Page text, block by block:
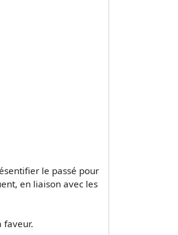
le passé pour
en liaison avec les
faveur.